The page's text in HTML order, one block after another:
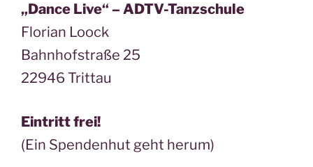
„Dance Live“ – ADTV-Tanzschule
Florian Loock
Bahnhofstraße 25
22946 Trittau
Eintritt frei!
(Ein Spendenhut geht herum)